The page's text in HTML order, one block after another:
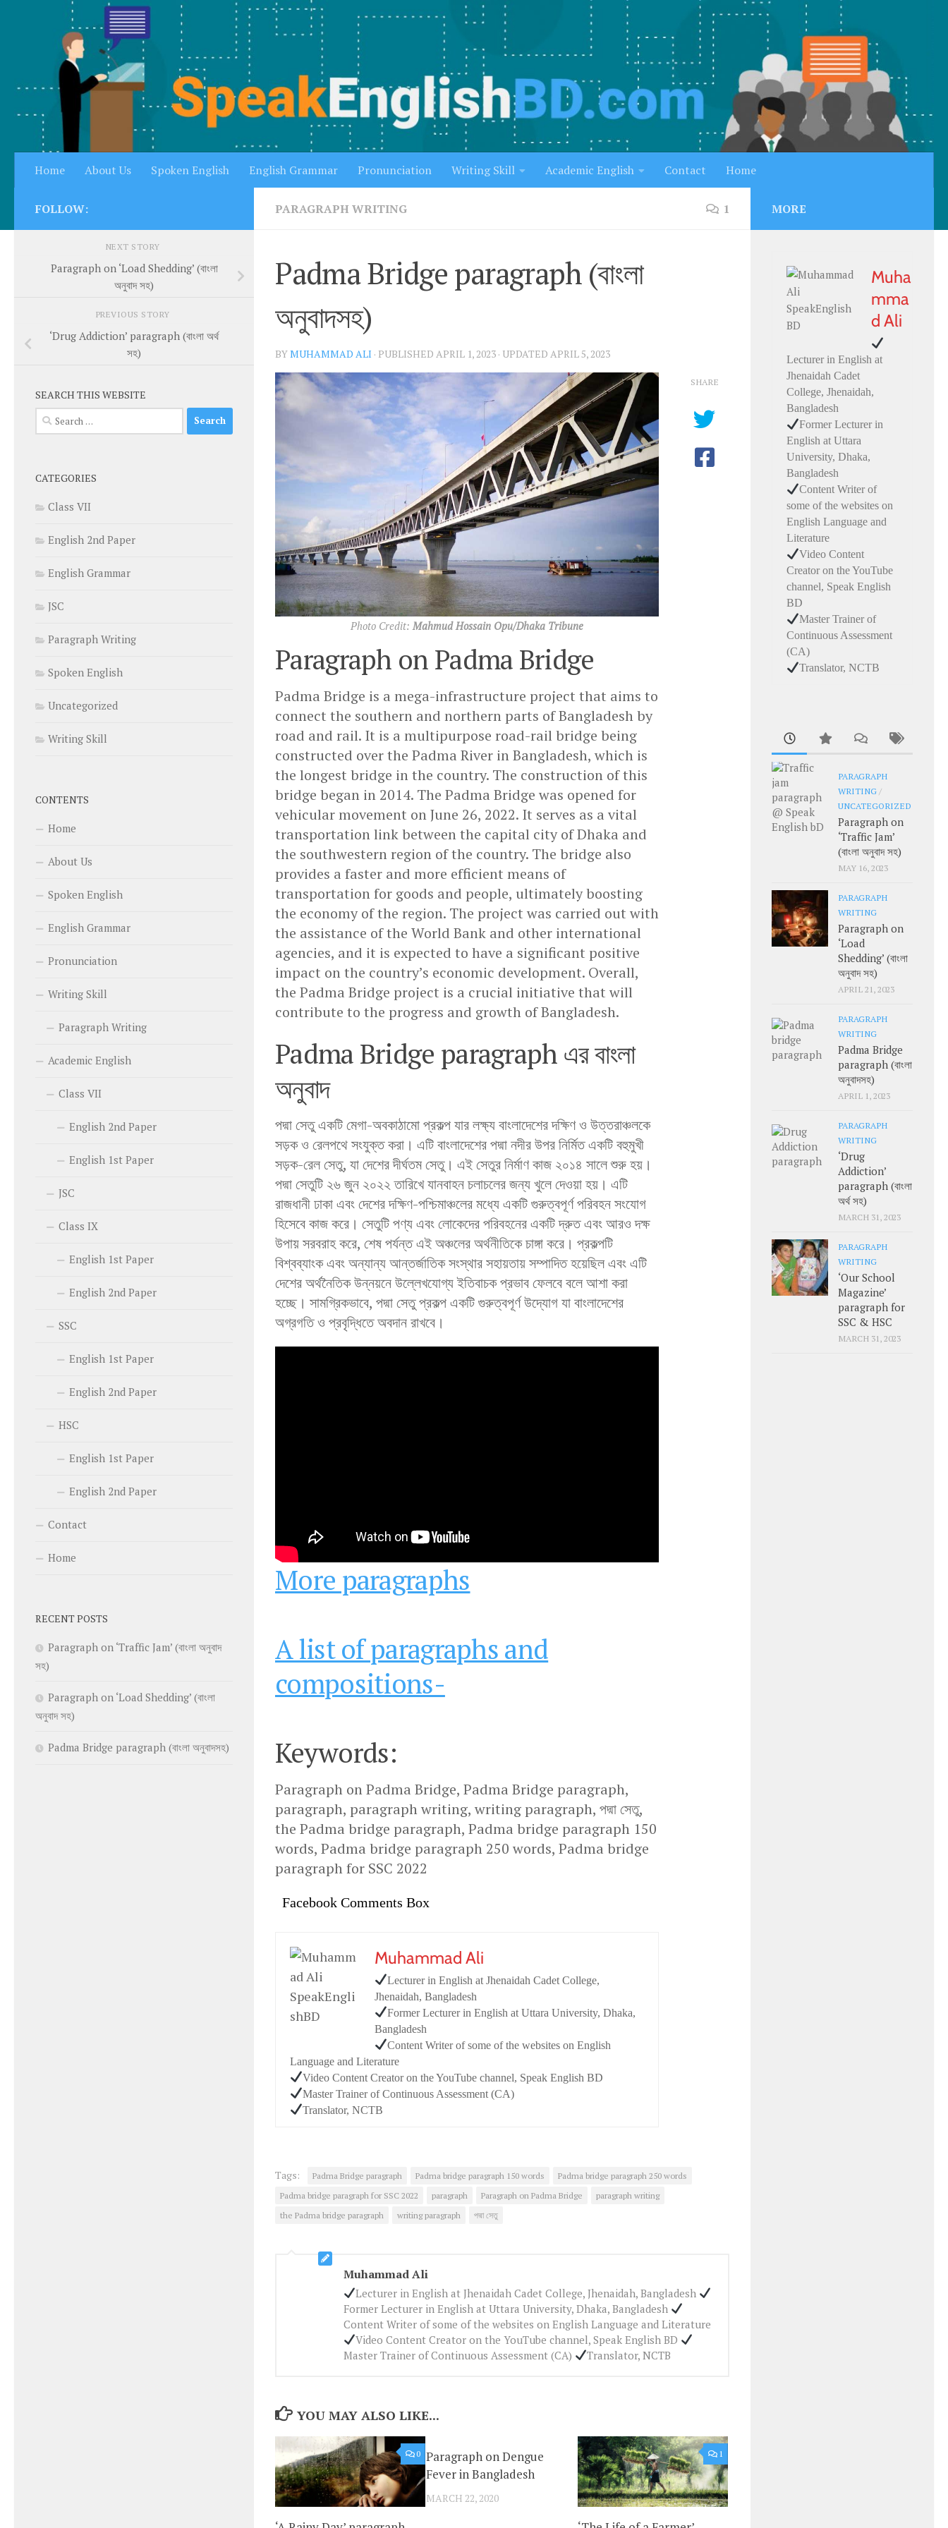
Skip to content
Home About Us Spoken English English Grammar Pronunciation Writing Skill Academic English Contact Home
PARAGRAPH WRITING 1
Padma Bridge paragraph (বাংলা
অনুবাদসহ)
BYMUHAMMAD ALI · PUBLISHED APRIL 1, 2023 · UPDATED APRIL 5, 2023
Photo Credit: Mahmud Hossain Opu/Dhaka Tribune
Paragraph on Padma Bridge
Padma Bridge is a mega-infrastructure project that aims to
connect the southern and northern parts of Bangladesh by
road and rail. It is a multipurpose road-rail bridge being
constructed over the Padma River in Bangladesh, which is
the longest bridge in the country. The construction of this
bridge began in 2014. The Padma Bridge was opened for
vehicular movement on June 26, 2022. It serves as a vital
transportation link between the capital city of Dhaka and
the southwestern region of the country. The bridge also
provides a faster and more efficient means of
transportation for goods and people, ultimately boosting
the economy of the region. The project was carried out with
the assistance of the World Bank and other international
agencies, and it is expected to have a significant positive
impact on the country’s economic development. Overall,
the Padma Bridge project is a crucial initiative that will
contribute to the progress and growth of Bangladesh.
Padma Bridge paragraph এর বাংলা
অনুবাদ
পদ্মা সেতু একটি মেগা-অবকাঠামো প্রকল্প যার লক্ষ্য বাংলাদেশের দক্ষিণ ও উত্তরাঞ্চলকে
সড়ক ও রেলপথে সংযুক্ত করা। এটি বাংলাদেশের পদ্মা নদীর উপর নির্মিত একটি বহুমুখী
সড়ক-রেল সেতু, যা দেশের দীর্ঘতম সেতু। এই সেতুর নির্মাণ কাজ ২০১৪ সালে শুরু হয়।
পদ্মা সেতুটি ২৬ জুন ২০২২ তারিখে যানবাহন চলাচলের জন্য খুলে দেওয়া হয়। এটি
রাজধানী ঢাকা এবং দেশের দক্ষিণ-পশ্চিমাঞ্চলের মধ্যে একটি গুরুত্বপূর্ণ পরিবহন সংযোগ
হিসেবে কাজ করে। সেতুটি পণ্য এবং লোকেদের পরিবহনের একটি দ্রুত এবং আরও দক্ষ
উপায় সরবরাহ করে, শেষ পর্যন্ত এই অঞ্চলের অর্থনীতিকে চাঙ্গা করে। প্রকল্পটি
বিশ্বব্যাংক এবং অন্যান্য আন্তর্জাতিক সংস্থার সহায়তায় সম্পাদিত হয়েছিল এবং এটি
দেশের অর্থনৈতিক উন্নয়নে উল্লেখযোগ্য ইতিবাচক প্রভাব ফেলবে বলে আশা করা
হচ্ছে। সামগ্রিকভাবে, পদ্মা সেতু প্রকল্প একটি গুরুত্বপূর্ণ উদ্যোগ যা বাংলাদেশের
অগ্রগতি ও প্রবৃদ্ধিতে অবদান রাখবে।
More paragraphs
A list of paragraphs and
compositions-
Keywords:
Paragraph on Padma Bridge, Padma Bridge paragraph,
paragraph, paragraph writing, writing paragraph, পদ্মা সেতু,
the Padma bridge paragraph, Padma bridge paragraph 150
words, Padma bridge paragraph 250 words, Padma bridge
paragraph for SSC 2022
Facebook Comments Box
Muhammad Ali
Lecturer in English at Jhenaidah Cadet College,
Jhenaidah, Bangladesh
Former Lecturer in English at Uttara University, Dhaka,
Bangladesh
Content Writer of some of the websites on English
Language and Literature
Video Content Creator on the YouTube channel, Speak English BD
Master Trainer of Continuous Assessment (CA)
Translator, NCTB
SHARE
Tags: Padma Bridge paragraph Padma bridge paragraph 150 words
Padma bridge paragraph 250 words
Padma bridge paragraph for SSC 2022
paragraph Paragraph on Padma Bridge
paragraph writing
the Padma bridge paragraph
writing paragraph পদ্মা সেতু
Muhammad Ali
Lecturer in English at Jhenaidah Cadet College, Jhenaidah, Bangladesh
Former Lecturer in English at Uttara University, Dhaka, Bangladesh
Content Writer of some of the websites on English Language and Literature
Video Content Creator on the YouTube channel, Speak English BD
Master Trainer of Continuous Assessment (CA)
Translator, NCTB
YOU MAY ALSO LIKE...
0 Paragraph on Dengue
Fever in Bangladesh
MARCH 22, 2020
1
FOLLOW:
NEXT STORY
Paragraph on ‘Load Shedding’ (বাংলা
অনুবাদ সহ)
PREVIOUS STORY
‘Drug Addiction’ paragraph (বাংলা অর্থ
সহ)
SEARCH THIS WEBSITE
Search
for:
CATEGORIES
Class VII
English 2nd Paper
English Grammar
JSC
Paragraph Writing
Spoken English
Uncategorized
Writing Skill
CONTENTS
Home
About Us
Spoken English
English Grammar
Pronunciation
Writing Skill
Paragraph Writing
Academic English
Class VII
English 2nd Paper
English 1st Paper
JSC
Class IX
English 1st Paper
English 2nd Paper
SSC
English 1st Paper
English 2nd Paper
HSC
English 1st Paper
English 2nd Paper
Contact
Home
RECENT POSTS
Paragraph on ‘Traffic Jam’ (বাংলা অনুবাদ
সহ)
Paragraph on ‘Load Shedding’ (বাংলা
অনুবাদ সহ)
Padma Bridge paragraph (বাংলা অনুবাদসহ)
MORE
Muha
mma
d Ali
Lecturer in English at
Jhenaidah Cadet
College, Jhenaidah,
Bangladesh
Former Lecturer in
English at Uttara
University, Dhaka,
Bangladesh
Content Writer of
some of the websites on
English Language and
Literature
Video Content
Creator on the YouTube
channel, Speak English
BD
Master Trainer of
Continuous Assessment
(CA)
Translator, NCTB
PARAGRAPH
WRITING/
UNCATEGORIZED
Paragraph on
‘Traffic Jam’
(বাংলা অনুবাদ সহ)
MAY 16, 2023
PARAGRAPH
WRITING
Paragraph on
‘Load
Shedding’ (বাংলা
অনুবাদ সহ)
APRIL 21, 2023
PARAGRAPH
WRITING
Padma Bridge
paragraph (বাংলা
অনুবাদসহ)
APRIL 1, 2023
PARAGRAPH
WRITING
‘Drug
Addiction’
paragraph (বাংলা
অর্থ সহ)
MARCH 31, 2023
PARAGRAPH
WRITING
‘Our School
Magazine’
paragraph for
SSC & HSC
MARCH 31, 2023